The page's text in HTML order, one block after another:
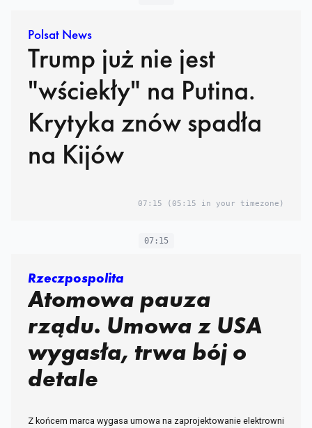
Polsat News
Trump już nie jest
"wściekły" na Putina.
Krytyka znów spadła
na Kijów
07:15 (05:15 in your timezone)
07:15
Rzeczpospolita
Atomowa pauza
rządu. Umowa z USA
wygasła, trwa bój o
detale
Z końcem marca wygasa umowa na zaprojektowanie elektrowni